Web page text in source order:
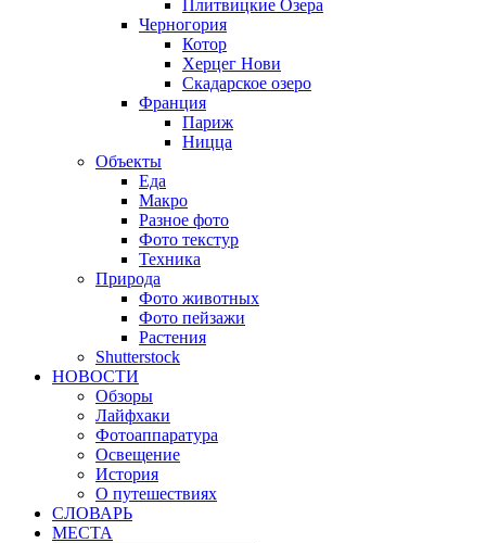
Плитвицкие Озера
Черногория
Котор
Херцег Нови
Скадарское озеро
Франция
Париж
Ницца
Объекты
Еда
Макро
Разное фото
Фото текстур
Техника
Природа
Фото животных
Фото пейзажи
Растения
Shutterstock
НОВОСТИ
Обзоры
Лайфхаки
Фотоаппаратура
Освещение
История
О путешествиях
CЛОВАРЬ
МЕСТА